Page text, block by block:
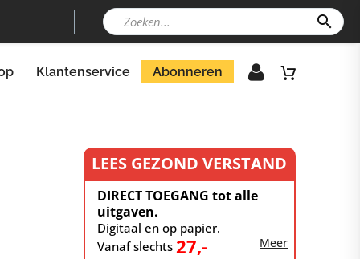
Klantenservice Abonneren
LEES GEZOND VERSTAND
DIRECT TOEGANG tot alle
uitgaven.
Digitaal en op papier.
Vanaf slechts 27,- Meer